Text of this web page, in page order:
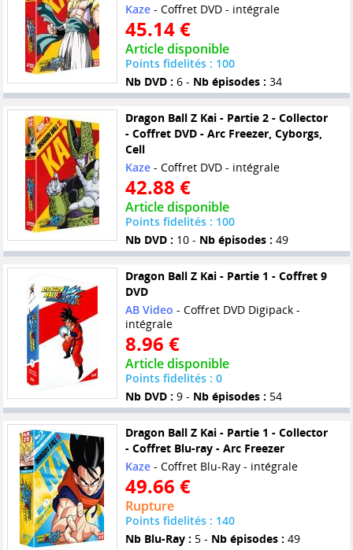
Kaze- Coffret DVD - intégrale
45.14 €
Article disponible
Points fidelités : 100
Nb DVD : 6 - Nb épisodes : 34
Dragon Ball Z Kai - Partie 2 - Collector
- Coffret DVD - Arc Freezer, Cyborgs,
Cell
Kaze- Coffret DVD - intégrale
42.88 €
Article disponible
Points fidelités : 100
Nb DVD : 10 - Nb épisodes : 49
Dragon Ball Z Kai - Partie 1 - Coffret 9
DVD
AB Video - Coffret DVD Digipack -
intégrale
8.96 €
Article disponible
Points fidelités : 0
Nb DVD : 9 - Nb épisodes : 54
Dragon Ball Z Kai - Partie 1 - Collector
- Coffret Blu-ray - Arc Freezer
Kaze- Coffret Blu-Ray - intégrale
49.66 €
Rupture
Points fidelités : 140
Nb Blu-Ray : 5 - Nb épisodes : 49